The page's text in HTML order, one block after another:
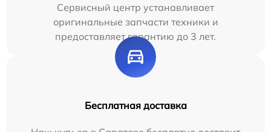
Сервисный центр устанавливает
оригинальные запчасти техники и
предоставляет гарантию до 3 лет.
Бесплатная доставка